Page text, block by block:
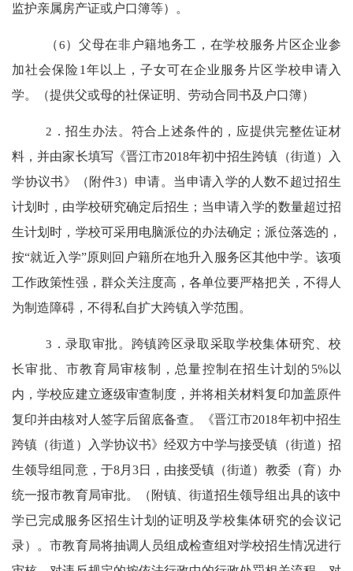
监护亲属房产证或户口簿等）。
（6）父母在非户籍地务工，在学校服务片区企业参
加社会保险 1 年以上，子女可在企业服务片区学校申请入
学。（提供父或母的社保证明、劳动合同书及户口簿）
2 ．招生办法。符合上述条件的，应提供完整佐证材
料，并由家长填写《晋江市2018年初中招生跨镇（街道）入
学协议书》（附件3）申请。当申请入学的人数不超过招生
计划时，由学校研究确定后招生；当申请入学的数量超过招
生计划时，学校可采用电脑派位的办法确定；派位落选的，
按“就近入学”原则回户籍所在地升入服务区其他中学。该项
工作政策性强，群众关注度高，各单位要严格把关，不得人
为制造障碍，不得私自扩大跨镇入学范围。
3 ．录取审批。跨镇跨区录取采取学校集体研究、校
长审批、市教育局审核制，总量控制在招生计划的 5%以
内，学校应建立逐级审查制度，并将相关材料复印加盖原件
复印并由核对人签字后留底备查。《晋江市2018年初中招生
跨镇（街道）入学协议书》经双方中学与接受镇（街道）招
生领导组同意，于8月 3日，由接受镇（街道）教委（育）办
统一报市教育局审批。（附镇、街道招生领导组出具的该中
学已完成服务区招生计划的证明及学校集体研究的会议记
录）。市教育局将抽调人员组成检查组对学校招生情况进行